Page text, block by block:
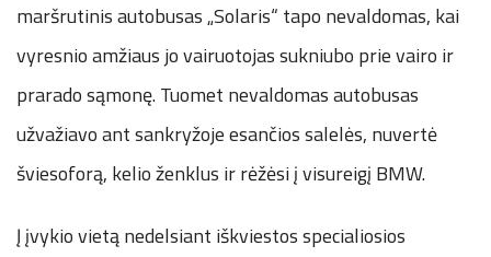
maršrutinis autobusas „Solaris“ tapo nevaldomas, kai
vyresnio amžiaus jo vairuotojas sukniubo prie vairo ir
prarado sąmonę. Tuomet nevaldomas autobusas
užvažiavo ant sankryžoje esančios salelės, nuvertė
šviesoforą, kelio ženklus ir rėžėsi į visureigį BMW.
Į įvykio vietą nedelsiant iškviestos specialiosios